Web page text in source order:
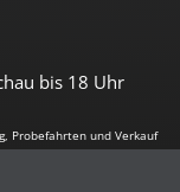
bis 18 Uhr
Probefahrten und Verkauf